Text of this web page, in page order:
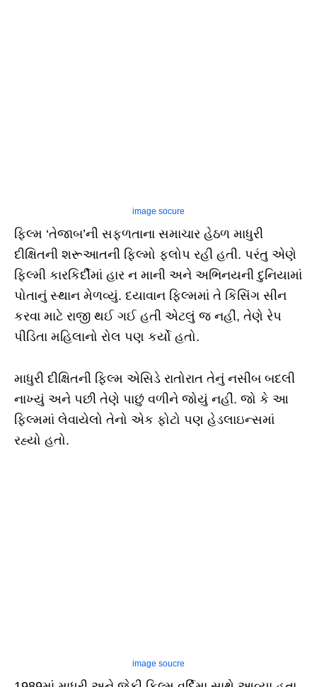
image socure
ફિલ્મ ‘તેજાબ’ની સફળતાના સમાચાર હેઠળ માધુરી
દીક્ષિતની શરૂઆતની ફિલ્મો ફ્લોપ રહી હતી. પરંતુ એણે
ફિલ્મી કારકિર્દીમાં હાર ન માની અને અભિનયની દુનિયામાં
પોતાનું સ્થાન મેળવ્યું. દયાવાન ફિલ્મમાં તે કિસિંગ સીન
કરવા માટે રાજી થઈ ગઈ હતી એટલું જ નહીં, તેણે રેપ
પીડિતા મહિલાનો રોલ પણ કર્યો હતો.
માધુરી દીક્ષિતની ફિલ્મ એસિડે રાતોરાત તેનું નસીબ બદલી
નાખ્યું અને પછી તેણે પાછું વળીને જોયું નહીં. જો કે આ
ફિલ્મમાં લેવાયેલો તેનો એક ફોટો પણ હેડલાઇન્સમાં
રહ્યો હતો.
image soucre